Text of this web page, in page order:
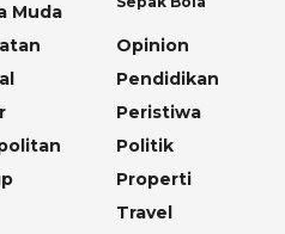
Muda
Opinion
Pendidikan
Peristiwa
Politik
Properti
Travel